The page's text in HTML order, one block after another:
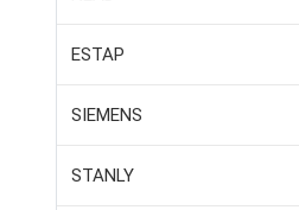
ESTAP
SIEMENS
STANLY